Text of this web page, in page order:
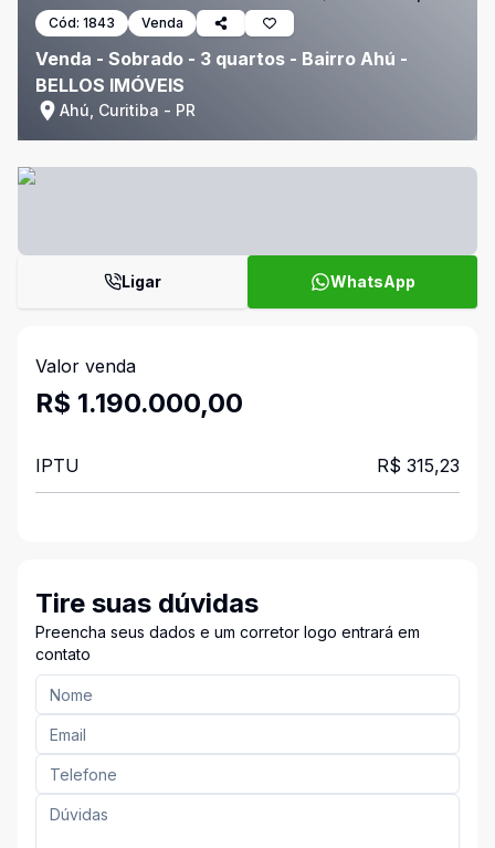
Cód: 1843 Venda
Venda - Sobrado - 3 quartos - Bairro Ahú -
BELLOS IMÓVEIS
Ahú, Curitiba - PR
Ligar WhatsApp
Valor venda
R$ 1.190.000,00
IPTU R$ 315,23
Tire suas dúvidas
Preencha seus dados e um corretor logo entrará em
contato